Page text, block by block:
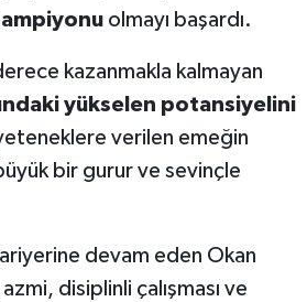
olmayı başardı.
kazanmakla kalmayan
yükselen potansiyelini
verilen emeğin
bir gurur ve sevinçle
devam eden Okan
disiplinli çalışması ve